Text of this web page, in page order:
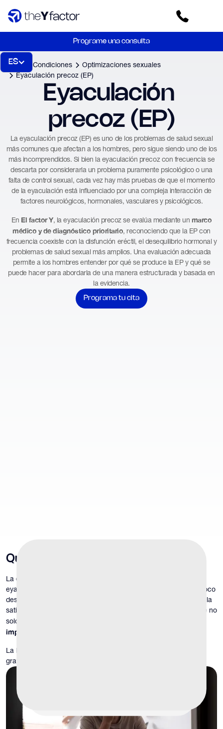
Programe una consulta
ES
Inicio Condiciones
Optimizaciones sexuales
Eyaculación precoz (EP)
Eyaculación
precoz (EP)
La eyaculación precoz (EP) es uno de los problemas de salud sexual
más comunes que afectan a los hombres, pero sigue siendo uno de los
más incomprendidos. Si bien la eyaculación precoz con frecuencia se
descarta por considerarla un problema puramente psicológico o una
falta de control sexual, cada vez hay más pruebas de que el momento
de la eyaculación está influenciado por una compleja interacción de
factores neurológicos, hormonales, vasculares y psicológicos.
En El factor Y, la eyaculación precoz se evalúa mediante un marco
médico y de diagnóstico prioritario, reconociendo que la EP con
frecuencia coexiste con la disfunción eréctil, el desequilibrio hormonal y
problemas de salud sexual más amplios. Una evaluación adecuada
permite a los hombres entender por qué se produce la EP y qué se
puede hacer para abordarla de una manera estructurada y basada en
la evidencia.
Programa tu cita
Qué es
La eyaculación precoz generalmente se define como la
eyaculación que ocurre antes de lo deseado, ya sea antes o poco
después de la penetración, y provoca angustia o dificultad con la
satisfacción sexual. Es importante destacar que la EP se define no
solo por el momento, sino también por
impacto negativo en la calidad de vida
La EP puede ocurrir de manera constante o intermitente, y la
gravedad puede variar ampliamente entre las personas.